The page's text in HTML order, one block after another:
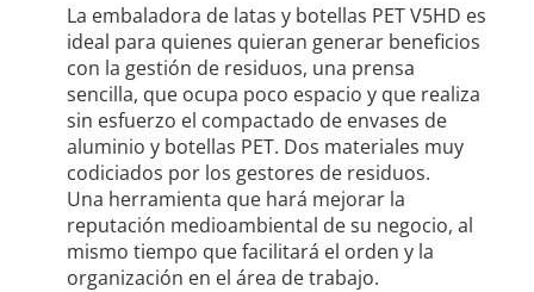
La embaladora de latas y botellas PET V5HD es
ideal para quienes quieran generar beneficios
con la gestión de residuos, una prensa
sencilla, que ocupa poco espacio y que realiza
sin esfuerzo el compactado de envases de
aluminio y botellas PET. Dos materiales muy
codiciados por los gestores de residuos.
Una herramienta que hará mejorar la
reputación medioambiental de su negocio, al
mismo tiempo que facilitará el orden y la
organización en el área de trabajo.